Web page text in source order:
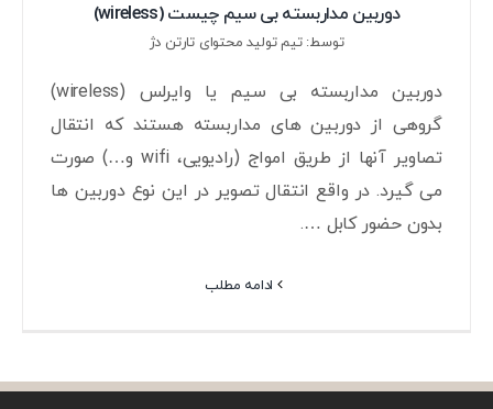
دوربین مداربسته بی سیم چیست (wireless)
توسط: تیم تولید محتوای تارتن دژ
دوربین مداربسته بی سیم یا وایرلس (wireless)
گروهی از دوربین های مداربسته هستند که انتقال
تصاویر آنها از طریق امواج (رادیویی، wifi و…) صورت
می گیرد. در واقع انتقال تصویر در این نوع دوربین ها
بدون حضور کابل ….
ادامه مطلب